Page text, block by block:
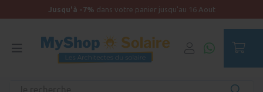
Jusqu'à -7% dans votre panier jusqu'au 16 Aout